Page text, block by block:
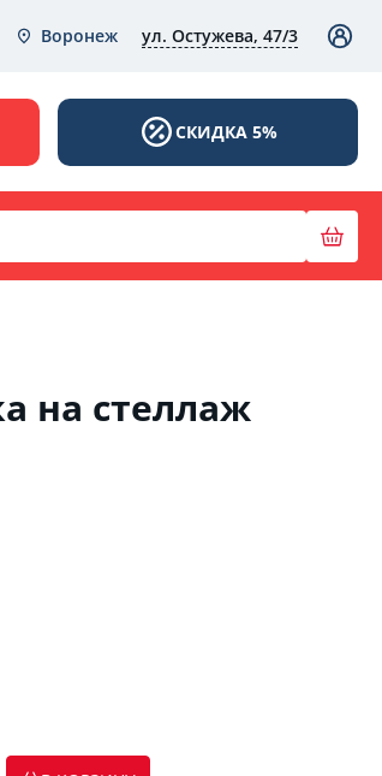
Воронеж ул. Остужева, 47/3
СКИДКА 5%
на стеллаж